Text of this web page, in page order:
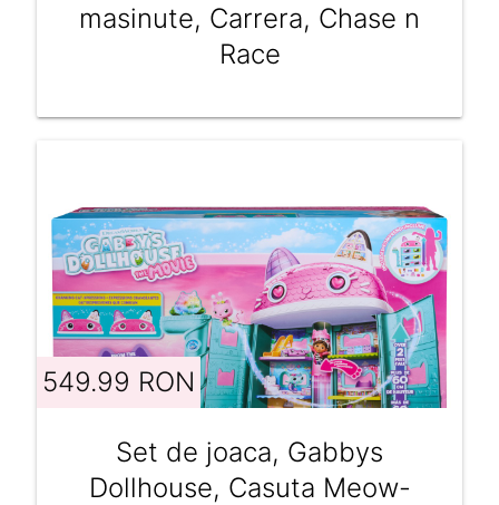
masinute, Carrera, Chase n
Race
549.99 RON
Set de joaca, Gabbys
Dollhouse, Casuta Meow-